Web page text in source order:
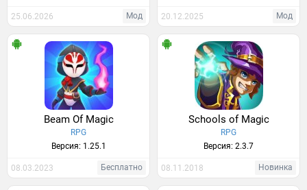
25.06.2026 Мод 20.12.2025 Мод
Beam Of Magic
RPG
Версия: 1.25.1
08.03.2023 Бесплатно
Schools of Magic
RPG
Версия: 2.3.7
08.11.2018 Новинка